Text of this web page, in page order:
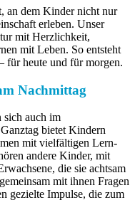
an dem Kinder nicht nur
erleben. Unser
mit Herzlichkeit,
mit Leben. So entsteht
für heute und für morgen.
Nachmittag
sich auch im
bietet Kindern
mit vielfältigen Lern-
andere Kinder, mit
die sie achtsam
mit ihnen Fragen
gezielte Impulse, die zum